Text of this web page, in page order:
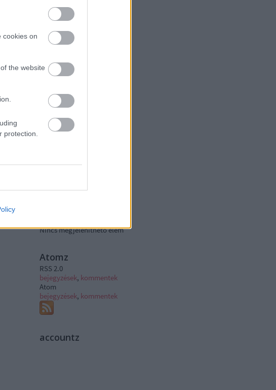
cookies on
the website
VVV 20.
VVV 21.
VVV 23.
VVV 24.
VVV 26.
VVV 27.
VVV 30.
VVV 31.
VVV 32.
VVV 33.
VVV 37.
VVV 40.
Nincs megjeleníthető elem
Atomz
RSS 2.0
bejegyzések, kommentek
Atom
bejegyzések, kommentek
accountz